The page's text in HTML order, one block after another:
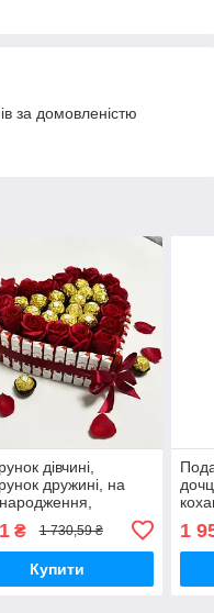
за домовленістю
дівчині,
дружині, на
мамі на день
подрузі,
доньці
₴ 1 730,59 ₴
Купити
1